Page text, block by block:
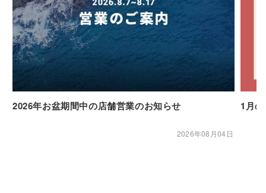
2026年お盆期間中の店舗営業のお知らせ
2026年08月04日
1月